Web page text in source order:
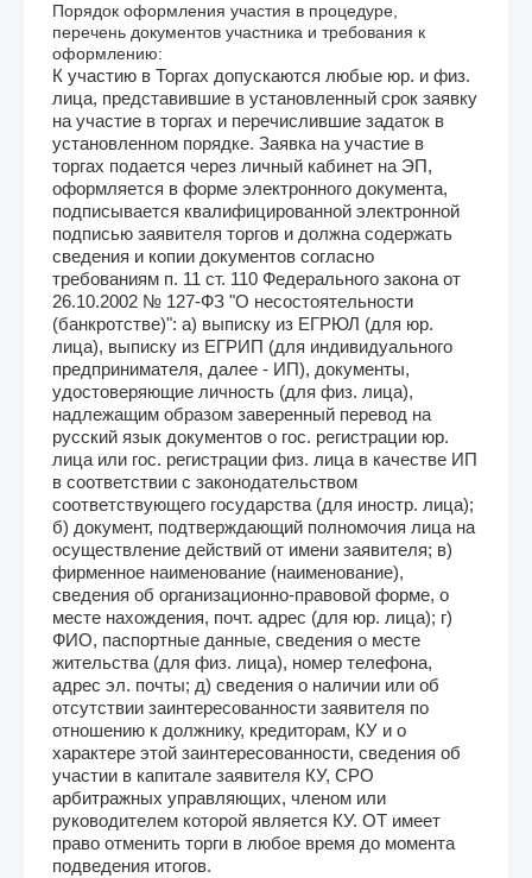
Порядок оформления участия в процедуре,
перечень документов участника и требования к
оформлению:
К участию в Торгах допускаются любые юр. и физ.
лица, представившие в установленный срок заявку
на участие в торгах и перечислившие задаток в
установленном порядке. Заявка на участие в
торгах подается через личный кабинет на ЭП,
оформляется в форме электронного документа,
подписывается квалифицированной электронной
подписью заявителя торгов и должна содержать
сведения и копии документов согласно
требованиям п. 11 ст. 110 Федерального закона от
26.10.2002 № 127-ФЗ "О несостоятельности
(банкротстве)": а) выписку из ЕГРЮЛ (для юр.
лица), выписку из ЕГРИП (для индивидуального
предпринимателя, далее - ИП), документы,
удостоверяющие личность (для физ. лица),
надлежащим образом заверенный перевод на
русский язык документов о гос. регистрации юр.
лица или гос. регистрации физ. лица в качестве ИП
в соответствии с законодательством
соответствующего государства (для иностр. лица);
б) документ, подтверждающий полномочия лица на
осуществление действий от имени заявителя; в)
фирменное наименование (наименование),
сведения об организационно-правовой форме, о
месте нахождения, почт. адрес (для юр. лица); г)
ФИО, паспортные данные, сведения о месте
жительства (для физ. лица), номер телефона,
адрес эл. почты; д) сведения о наличии или об
отсутствии заинтересованности заявителя по
отношению к должнику, кредиторам, КУ и о
характере этой заинтересованности, сведения об
участии в капитале заявителя КУ, СРО
арбитражных управляющих, членом или
руководителем которой является КУ. ОТ имеет
право отменить торги в любое время до момента
подведения итогов.